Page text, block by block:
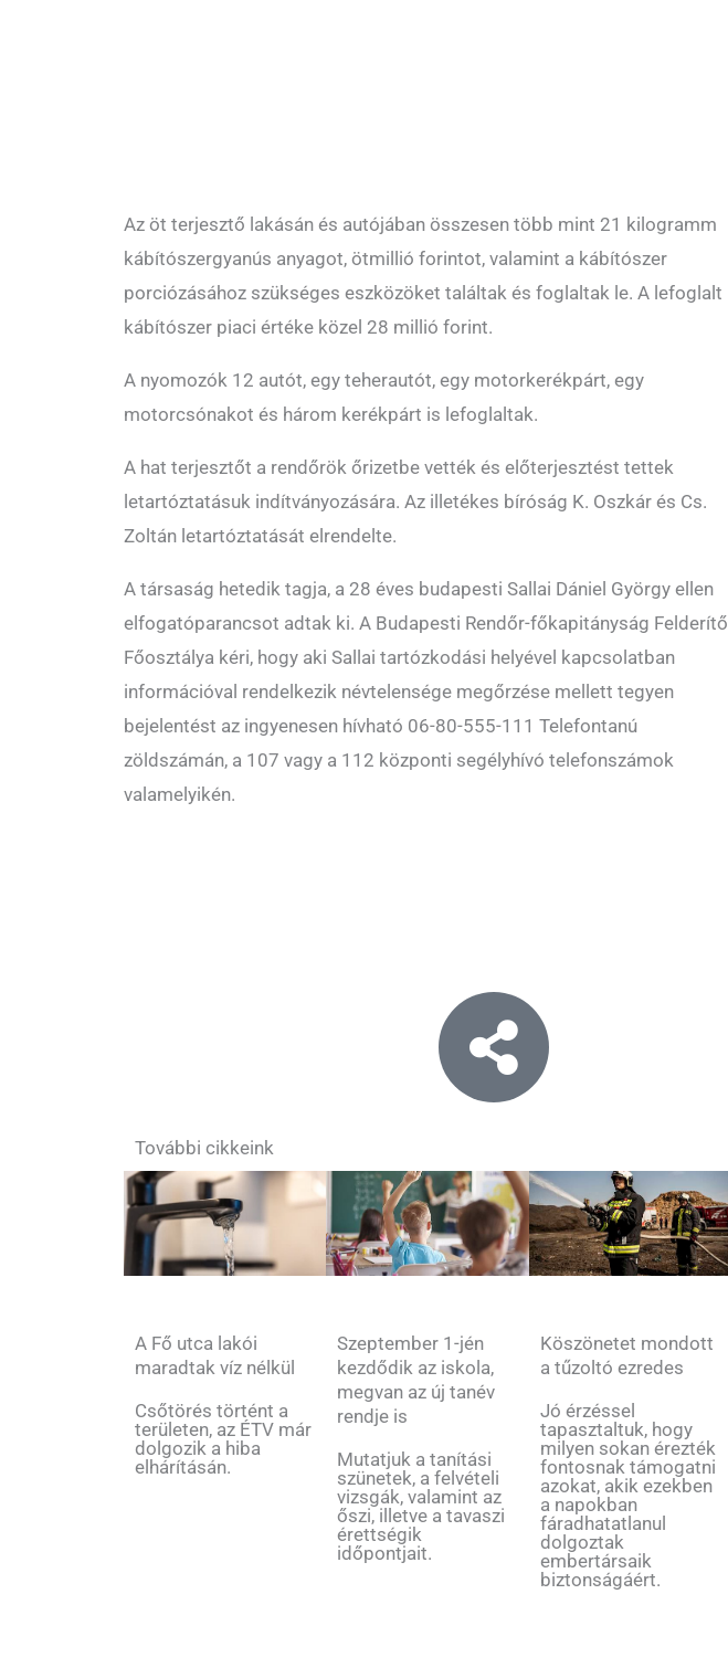
Az öt terjesztő lakásán és autójában összesen több mint 21 kilogramm
kábítószergyanús anyagot, ötmillió forintot, valamint a kábítószer
porciózásához szükséges eszközöket találtak és foglaltak le. A lefoglalt
kábítószer piaci értéke közel 28 millió forint.
A nyomozók 12 autót, egy teherautót, egy motorkerékpárt, egy
motorcsónakot és három kerékpárt is lefoglaltak.
A hat terjesztőt a rendőrök őrizetbe vették és előterjesztést tettek
letartóztatásuk indítványozására. Az illetékes bíróság K. Oszkár és Cs.
Zoltán letartóztatását elrendelte.
A társaság hetedik tagja, a 28 éves budapesti Sallai Dániel György ellen
elfogatóparancsot adtak ki. A Budapesti Rendőr-főkapitányság Felderítő
Főosztálya kéri, hogy aki Sallai tartózkodási helyével kapcsolatban
információval rendelkezik névtelensége megőrzése mellett tegyen
bejelentést az ingyenesen hívható 06-80-555-111 Telefontanú
zöldszámán, a 107 vagy a 112 központi segélyhívó telefonszámok
valamelyikén.
További cikkeink
A Fő utca lakói
maradtak víz nélkül
Csőtörés történt a
területen, az ÉTV már
dolgozik a hiba
elhárításán.
Szeptember 1-jén
kezdődik az iskola,
megvan az új tanév
rendje is
Mutatjuk a tanítási
szünetek, a felvételi
vizsgák, valamint az
őszi, illetve a tavaszi
érettségik
időpontjait.
Köszönetet mondott
a tűzoltó ezredes
Jó érzéssel
tapasztaltuk, hogy
milyen sokan érezték
fontosnak támogatni
azokat, akik ezekben
a napokban
fáradhatatlanul
dolgoztak
embertársaik
biztonságáért.